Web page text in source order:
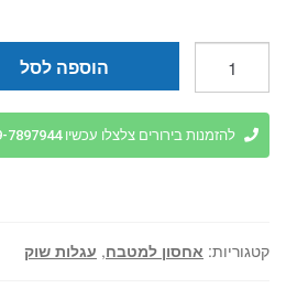
עגלת
רשת
מתקפלת
הוספה לסל
להזמנות בירורים צלצלו עכשיו 09-7897944
קטגוריות: אחסון למטבח, עגלות שוק